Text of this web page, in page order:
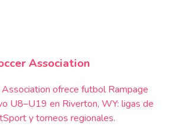
Association
ofrece futbol Rampage
U8–U19 en Riverton, WY: ligas de
y torneos regionales.